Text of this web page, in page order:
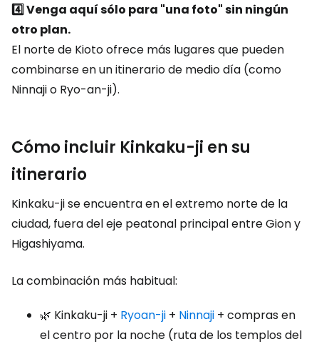
4️⃣ Venga aquí sólo para "una foto" sin ningún
otro plan.
El norte de Kioto ofrece más lugares que pueden
combinarse en un itinerario de medio día (como
Ninnaji o Ryo-an-ji).
Cómo incluir Kinkaku-ji en su
itinerario
Kinkaku-ji se encuentra en el extremo norte de la
ciudad, fuera del eje peatonal principal entre Gion y
Higashiyama.
La combinación más habitual:
🌿 Kinkaku-ji + Ryoan-ji + Ninnaji + compras en
el centro por la noche (ruta de los templos del